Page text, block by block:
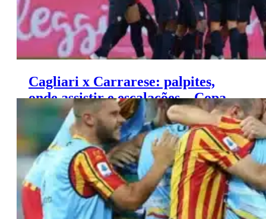
Cagliari x Carrarese: palpites,
onde assistir e escalações – Copa
da Itália (12/08)